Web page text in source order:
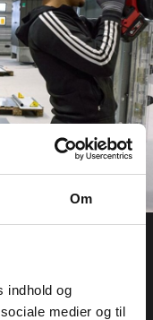
Om
indhold og
medier og til